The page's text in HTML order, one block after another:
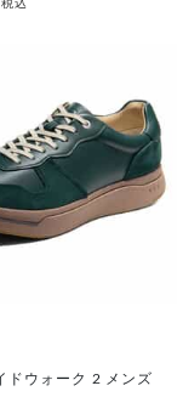
税込
ドウォーク 2 メンズ